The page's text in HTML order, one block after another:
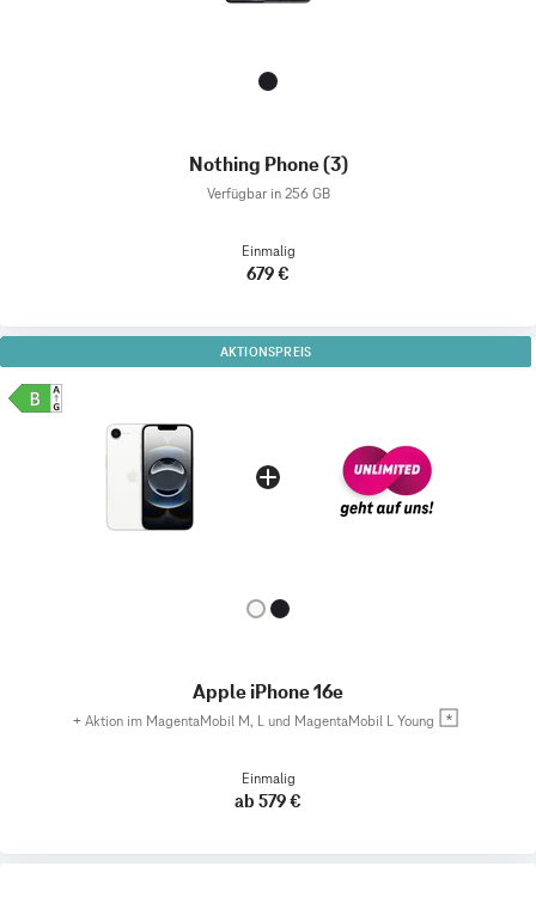
Nothing Phone (3)
Verfügbar in 256 GB
Einmalig
679 €
AKTIONSPREIS
Apple iPhone 16e
+ Aktion im MagentaMobil M, L und MagentaMobil L Young
Einmalig
ab 579 €